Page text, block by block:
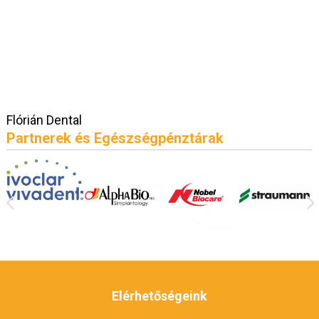
Flórián Dental
Partnerek és Egészségpénztárak
Elérhetőségeink